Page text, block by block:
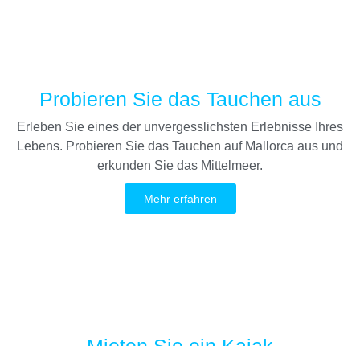
Probieren Sie das Tauchen aus
Erleben Sie eines der unvergesslichsten Erlebnisse Ihres
Lebens. Probieren Sie das Tauchen auf Mallorca aus und
erkunden Sie das Mittelmeer.
Mehr erfahren